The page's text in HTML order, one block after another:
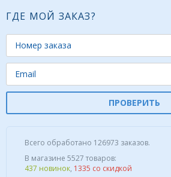
ГДЕ МОЙ ЗАКАЗ?
ПРОВЕРИТЬ
Всего обработано 126973 заказов.
В магазине 5527 товаров:
437 новинок, 1335 со скидкой